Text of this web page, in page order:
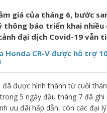
giá của tháng 6, bước
thông báo triển khai
đại dịch Covid-19
Honda CR-V được hỗ trợ
được hình thành từ cuối
5 ngày đầu tháng 7 đã
ưu đãi hấp dẫn, còn các đại